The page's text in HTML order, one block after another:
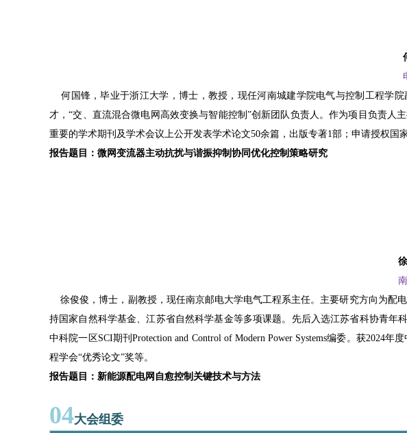
何国锋，毕业于浙江大学，博士，教授，现任河南城建学院电气与控制工程学院
才，“交、直流混合微电网高效变换与智能控制”创新团队负责人。作为项目负责人
重要的学术期刊及学术会议上公开发表学术论文50余篇，出版专著1部；申请授权国
报告题目：微网变流器主动抗扰与谐振抑制协同优化控制策略研究
徐俊俊，博士，副教授，现任南京邮电大学电气工程系主任。主要研究方向为配
持国家自然科学基金、江苏省自然科学基金等多项课题。先后入选江苏省科协青
中科院一区SCI期刊Protection and Control of Modern Power Systems编委。获2024
程学会“优秀论文”奖等。
报告题目：新能源配电网自愈控制关键技术与方法
04大会组委